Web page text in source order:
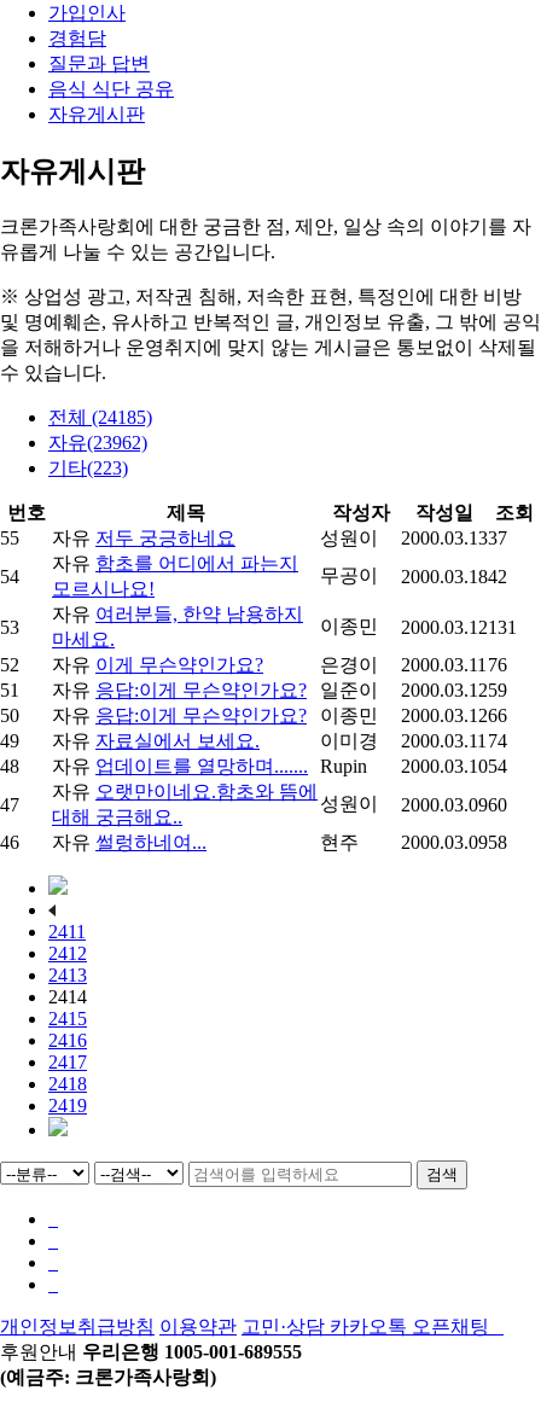
가입인사
경험담
질문과 답변
음식 식단 공유
자유게시판
자유게시판
크론가족사랑회에 대한 궁금한 점, 제안, 일상 속의 이야기를 자
유롭게 나눌 수 있는 공간입니다.
※ 상업성 광고, 저작권 침해, 저속한 표현, 특정인에 대한 비방
및 명예훼손, 유사하고 반복적인 글, 개인정보 유출, 그 밖에 공익
을 저해하거나 운영취지에 맞지 않는 게시글은 통보없이 삭제될
수 있습니다.
전체 (24185)
자유(23962)
기타(223)
번호 제목 작성자 작성일
조회
55
자유 저두 궁긍하네요 성원이 2000.03.1337
54
자유 함초를 어디에서 파는지
모르시나요!
무공이 2000.03.1842
53
자유 여러분들, 한약 남용하지
마세요.
이종민 2000.03.12131
52
자유 이게 무슨약인가요? 은경이 2000.03.11 76
51
자유 응답:이게 무슨약인가요? 일준이 2000.03.1259
50
자유 응답:이게 무슨약인가요? 이종민 2000.03.1266
49
자유 자료실에서 보세요. 이미경 2000.03.11 74
48
자유 업데이트를 열망하며....... Rupin 2000.03.1054
47
자유 오랫만이네요.함초와 뜸에
대해 궁금해요..
성원이 2000.03.0960
46
자유 썰렁하네여... 현주 2000.03.0958
2411
2412
2413
2414
2415
2416
2417
2418
2419
검색
개인정보취급방침 이용약관 고민·상담 카카오톡 오픈채팅
후원안내 우리은행 1005-001-689555
(예금주: 크론가족사랑회)